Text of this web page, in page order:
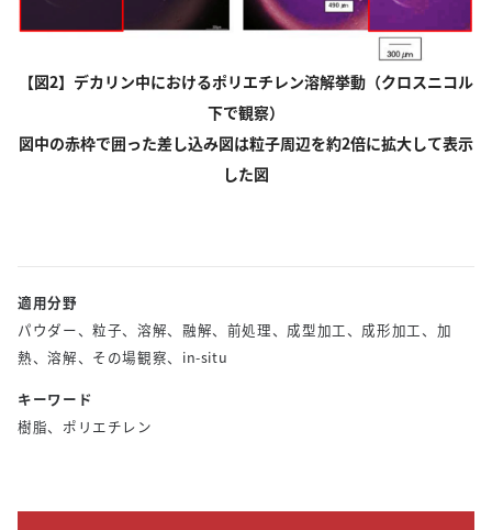
【図2】デカリン中におけるポリエチレン溶解挙動（クロスニコル
下で観察）
図中の赤枠で囲った差し込み図は粒子周辺を約2倍に拡大して表示
した図
適用分野
パウダー、粒子、溶解、融解、前処理、成型加工、成形加工、加
熱、溶解、その場観察、in-situ
キーワード
樹脂、ポリエチレン